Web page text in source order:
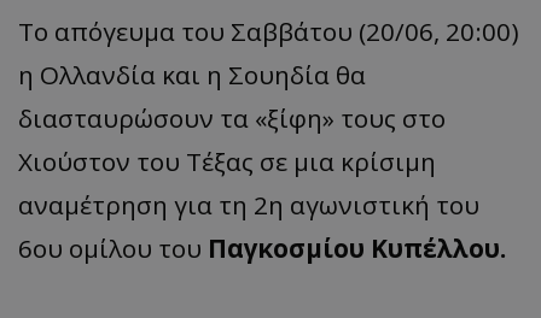
Το απόγευμα του Σαββάτου (20/06, 20:00)
η Ολλανδία και η Σουηδία θα
διασταυρώσουν τα «ξίφη» τους στο
Χιούστον του Τέξας σε μια κρίσιμη
αναμέτρηση για τη 2η αγωνιστική του
6ου ομίλου του Παγκοσμίου Κυπέλλου.